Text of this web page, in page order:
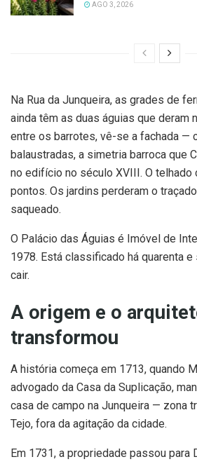
AGO 3, 2026
Na Rua da Junqueira, as grades de
ainda têm as duas águias que deram
entre os barrotes, vê-se a fachada —
balaustradas, a simetria barroca que
no edifício no século XVIII. O telhado
pontos. Os jardins perderam o
saqueado.
O Palácio das Águias é Imóvel de
1978. Está classificado há quarenta
cair.
A origem e o
transformou
A história começa em 1713, quando
advogado da Casa da Suplicação,
casa de campo na Junqueira — zona
Tejo, fora da agitação da cidade.
Em 1731, a propriedade passou para